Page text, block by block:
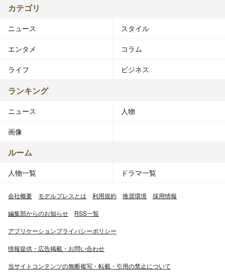
カテゴリ
ニュース スタイル
エンタメ コラム
ライフ ビジネス
ランキング
ニュース 人物
画像
ルーム
人物一覧 ドラマ一覧
会社概要 モデルプレスとは 利用規約 推奨環境 採用情報
編集部からのお知らせ RSS一覧
アプリケーションプライバシーポリシー
情報提供・広告掲載・お問い合わせ
当サイトコンテンツの無断複写・転載・引用の禁止について